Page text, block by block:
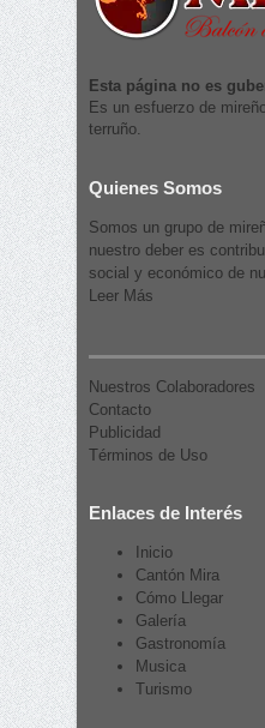
Esta página no es
Es un esfuerzo de
terruño.
Quienes Somos
Somos un grupo de
nuestro deber es
social y económico de
Leer Más
Nuestros Colaboradores
Contacto
Publicidad
Términos de Uso
Enlaces de Interés
Inicio
Cantón Mira
Cómo Llegar
Galería
Gastronomía
Musica
Turismo